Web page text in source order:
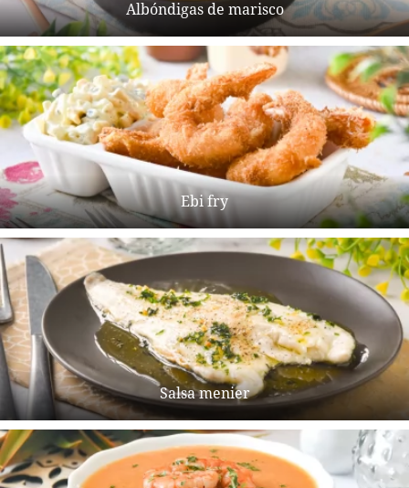
Albóndigas de marisco
Ebi fry
Salsa menier